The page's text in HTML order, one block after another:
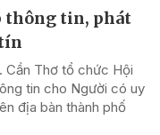
thông tin, phát
Cần Thơ tổ chức Hội
tin cho Người có uy
địa bàn thành phố